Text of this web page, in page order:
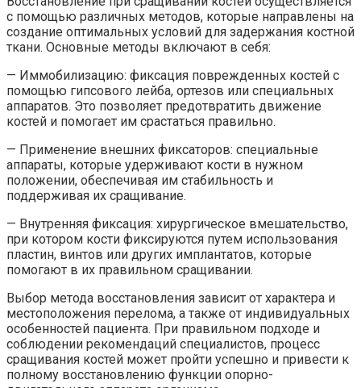
с помощью различных методов, которые направлены на
создание оптимальных условий для задержания костной
ткани. Основные методы включают в себя:
— Иммобилизацию: фиксация поврежденных костей с
помощью гипсового лейба, ортезов или специальных
аппаратов. Это позволяет предотвратить движение
костей и помогает им срастаться правильно.
— Применение внешних фиксаторов: специальные
аппараты, которые удерживают кости в нужном
положении, обеспечивая им стабильность и
поддерживая их сращивание.
— Внутренняя фиксация: хирургическое вмешательство,
при котором кости фиксируются путем использования
пластин, винтов или других имплантатов, которые
помогают в их правильном сращивании.
Выбор метода восстановления зависит от характера и
местоположения перелома, а также от индивидуальных
особенностей пациента. При правильном подходе и
соблюдении рекомендаций специалистов, процесс
сращивания костей может пройти успешно и привести к
полному восстановлению функции опорно-